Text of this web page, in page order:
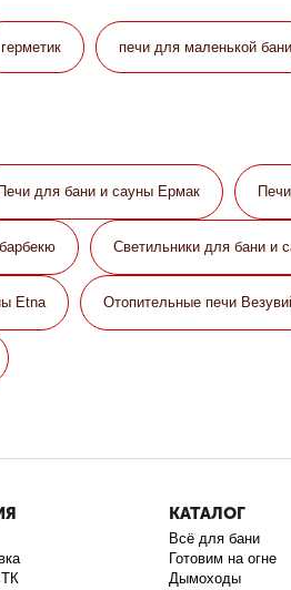
герметик печи для маленькой бани
для бани и сауны Eрмак
Светильники для бани и
Etna Отопительные печи
ТК
КАТАЛОГ
Всё для бани
Готовим на огне
Дымоходы